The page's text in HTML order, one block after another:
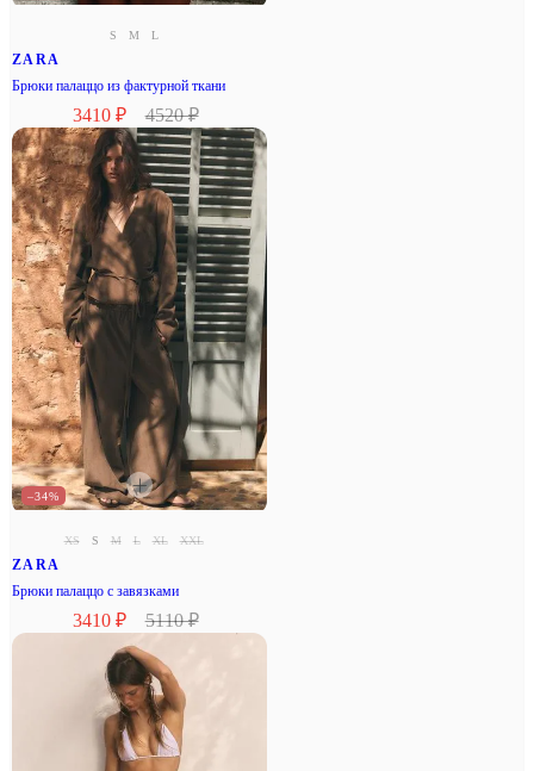
S M L
ZARA
Брюки палаццо из фактурной ткани
3410 ₽ 4520 ₽
–34%
XS S M L XL XXL
ZARA
Брюки палаццо с завязками
3410 ₽ 5110 ₽